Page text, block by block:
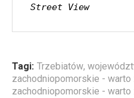
Street View
Tagi: Trzebiatów,
zachodniopomorskie -
zachodniopomorskie -